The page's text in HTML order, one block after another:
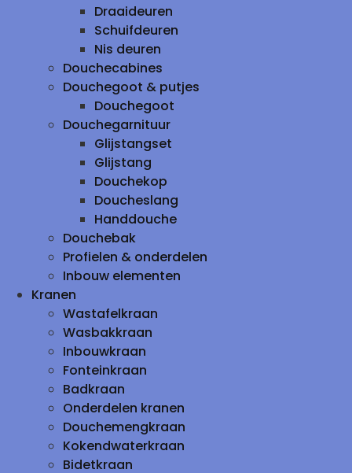
Draaideuren
Schuifdeuren
Nis deuren
Douchecabines
Douchegoot & putjes
Douchegoot
Douchegarnituur
Glijstangset
Glijstang
Douchekop
Doucheslang
Handdouche
Douchebak
Profielen & onderdelen
Inbouw elementen
Kranen
Wastafelkraan
Wasbakkraan
Inbouwkraan
Fonteinkraan
Badkraan
Onderdelen kranen
Douchemengkraan
Kokendwaterkraan
Bidetkraan